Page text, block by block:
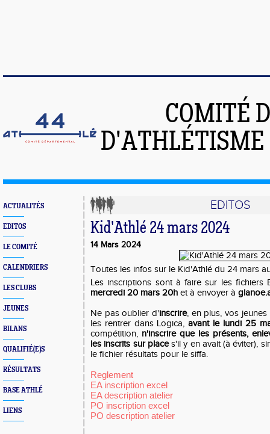
COMITÉ
D'ATHLÉTISME
ACTUALITÉS
EDITOS
LE COMITÉ
CALENDRIERS
LES CLUBS
JEUNES
BILANS
QUALIFIÉ(E)S
RÉSULTATS
BASE ATHLÉ
LIENS
EDITOS
Kid'Athlé 24 mars 2024
14 Mars 2024
Toutes les infos sur le Kid'Athlé du 24 mars
Les inscriptions sont à faire sur les fichiers
mercredi 20 mars 20h et à envoyer à
Ne pas oublier d'inscrire, en plus, vos
les rentrer dans Logica,avant le lundi 25
compétition, n'inscrire que les présents,
les inscrits sur places'il y en avait (à éviter),
le fichier résultats pour le siffa.
Reglement
EA inscription excel
EA description atelier
PO inscription excel
PO description atelier